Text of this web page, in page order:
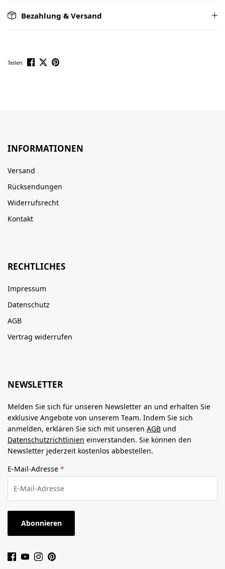
Bezahlung & Versand
Teilen
INFORMATIONEN
Versand
Rücksendungen
Widerrufsrecht
Kontakt
RECHTLICHES
Impressum
Datenschutz
AGB
Vertrag widerrufen
NEWSLETTER
Melden Sie sich für unseren Newsletter an und erhalten Sie
exklusive Angebote von unserem Team. Indem Sie sich
anmelden, erklären Sie sich mit unseren AGB und
Datenschutzrichtlinien einverstanden. Sie können den
Newsletter jederzeit kostenlos abbestellen.
E-Mail-Adresse *
Abonnieren